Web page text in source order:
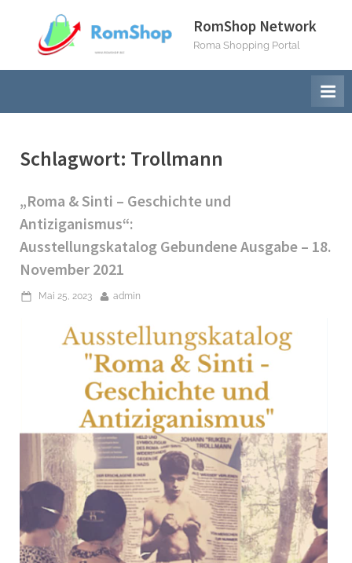
content
RomShop Network
Roma Shopping Portal
Schlagwort: Trollmann
„Roma & Sinti – Geschichte und
Antiziganismus“:
Ausstellungskatalog Gebundene Ausgabe – 18.
November 2021
Posted
Mai 25, 2023 By
admin